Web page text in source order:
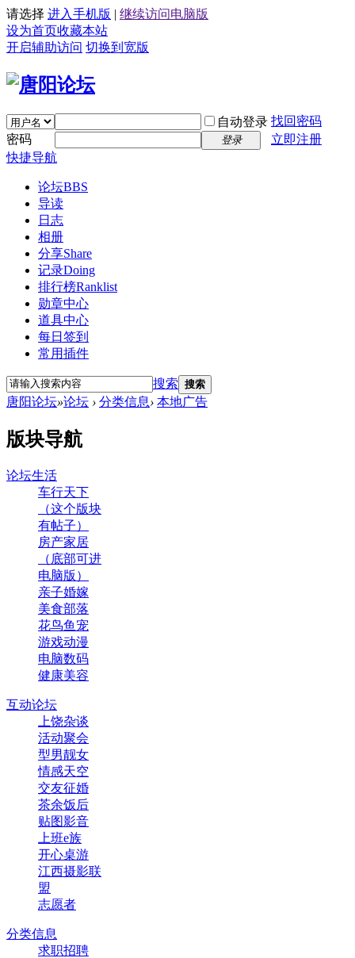
请选择 进入手机版 | 继续访问电脑版
设为首页收藏本站
开启辅助访问 切换到宽版
自动登录 找回密码
密码
登录
立即注册
快捷导航
论坛BBS
导读
日志
相册
分享Share
记录Doing
排行榜Ranklist
勋章中心
道具中心
每日签到
常用插件
搜索 搜索
唐阳论坛»论坛 › 分类信息› 本地广告
版块导航
论坛生活
车行天下
（这个版块
有帖子）
房产家居
（底部可进
电脑版）
亲子婚嫁
美食部落
花鸟鱼宠
游戏动漫
电脑数码
健康美容
互动论坛
上饶杂谈
活动聚会
型男靓女
情感天空
交友征婚
茶余饭后
贴图影音
上班e族
开心桌游
江西摄影联
盟
志愿者
分类信息
求职招聘